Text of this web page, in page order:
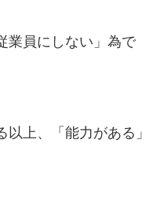
業員にしない」為で
上、「能力がある」